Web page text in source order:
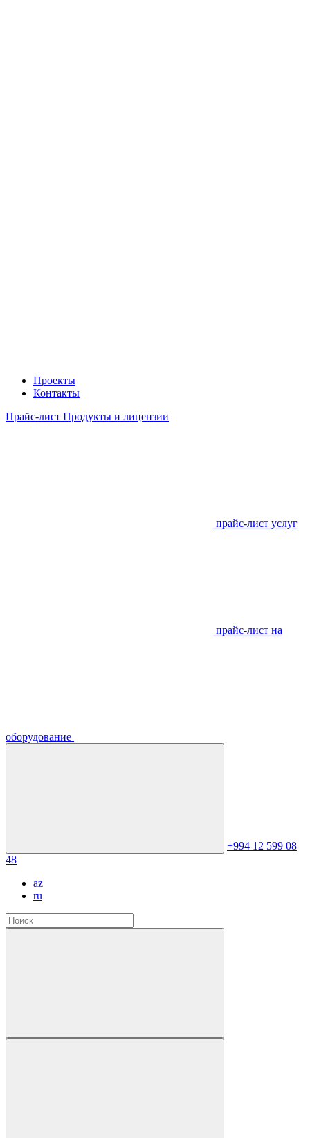
Проекты
Контакты
Прайс-лист Продукты и лицензии
прайс-лист услуг
прайс-лист на
оборудование
+994 12 599 08
48
az
ru